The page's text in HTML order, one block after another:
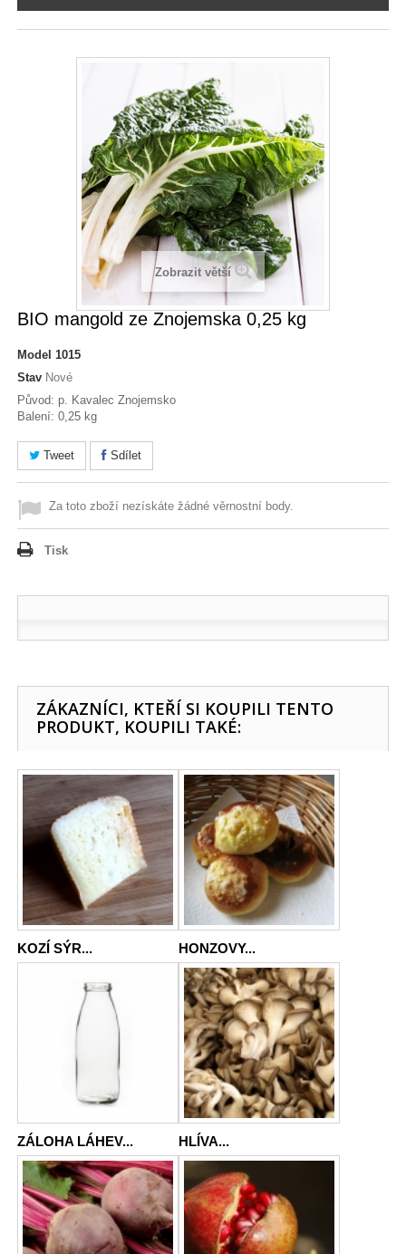
Zobrazit větší
BIO mangold ze Znojemska 0,25 kg
Model 1015
Stav Nové
Původ: p. Kavalec Znojemsko
Balení: 0,25 kg
Tweet Sdílet
Za toto zboží nezískáte žádné věrnostní body.
Tisk
ZÁKAZNÍCI, KTEŘÍ SI KOUPILI TENTO
PRODUKT, KOUPILI TAKÉ:
KOZÍ SÝR... HONZOVY...
ZÁLOHA LÁHEV... HLÍVA...